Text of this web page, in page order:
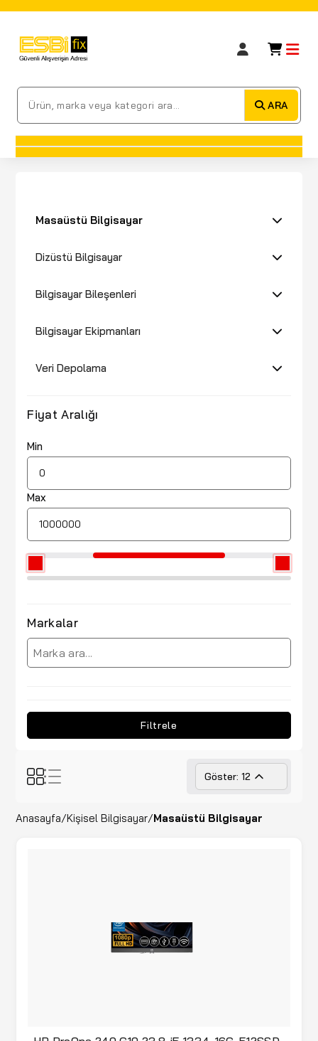
ARA
Masaüstü Bilgisayar
Dizüstü Bilgisayar
Bilgisayar Bileşenleri
Bilgisayar Ekipmanları
Veri Depolama
Fiyat Aralığı
Min
Max
Markalar
Filtrele
Göster: 12
Anasayfa/Kişisel Bilgisayar/Masaüstü Bilgisayar